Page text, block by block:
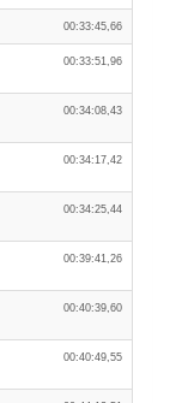
00:33:45,66
00:33:51,96
00:34:08,43
00:34:17,42
00:34:25,44
00:39:41,26
00:40:39,60
00:40:49,55